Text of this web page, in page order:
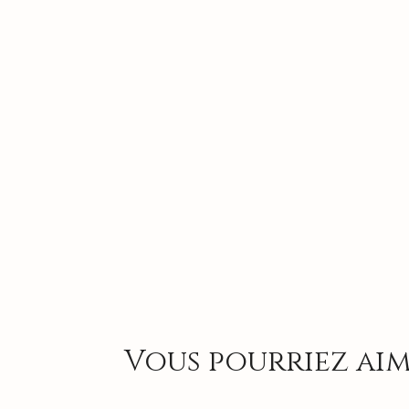
Vous pourriez